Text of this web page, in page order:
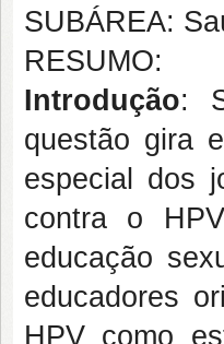
SUBÁREA:
RESUMO:
Introdução:
questão gira
especial dos
contra o
educação
educadores
HPV como